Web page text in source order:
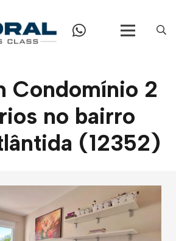
Condomínio 2
no bairro
(12352)